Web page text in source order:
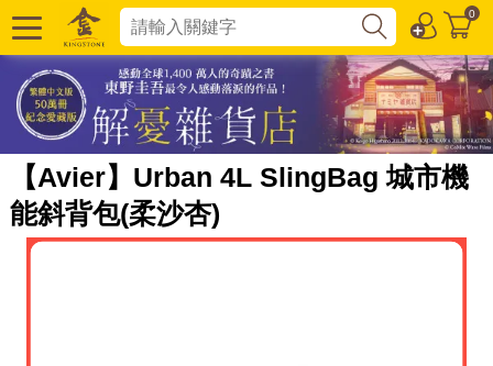
0
【Avier】Urban 4L SlingBag 城市機
能斜背包(柔沙杏)